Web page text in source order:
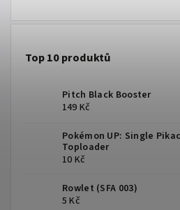
Top 10 produktů
Pitch Black Booster
149 Kč
Pokémon UP: Single
Toploader
10 Kč
Rowlet (SFA 003)
5 Kč